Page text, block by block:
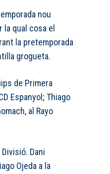
nou
qual cosa el
la pretemporada
grogueta.
de Primera
Espanyol; Thiago
al Rayo
Dani
Ojeda a la